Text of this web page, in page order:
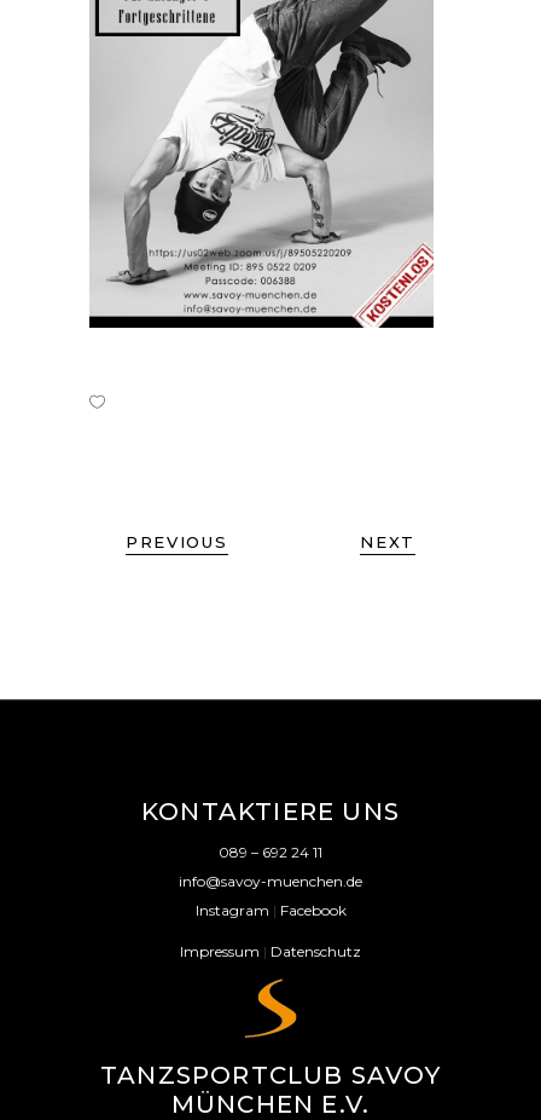
PREVIOUS NEXT
KONTAKTIERE UNS
089 – 692 24 11
info@savoy-muenchen.de
Instagram | Facebook
Impressum | Datenschutz
TANZSPORTCLUB SAVOY
MÜNCHEN E.V.